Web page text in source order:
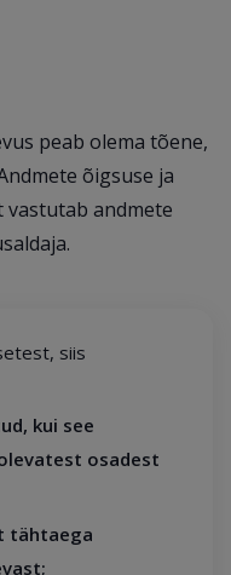
peab olema tõene,
õigsuse ja
vastutab andmete
siis
kui see
osadest
tähtaega